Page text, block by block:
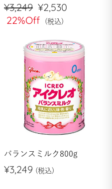
通
常
¥3,249 セ
ー
価
格
¥2,530
22%Off
バランスミルク800g
¥3,249